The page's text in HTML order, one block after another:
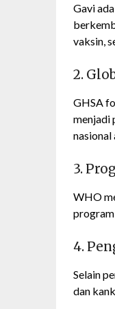
Gavi
vaksin,
2.
GHSA
menjadi
nasional
3.
WHO
4.
Selain
dan